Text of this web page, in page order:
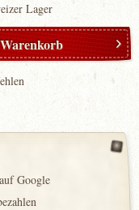
Lager
Warenkorb
Google